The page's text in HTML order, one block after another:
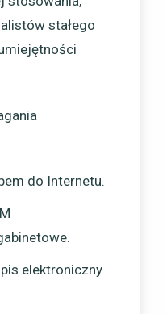
stałego
do Internetu.
elektroniczny